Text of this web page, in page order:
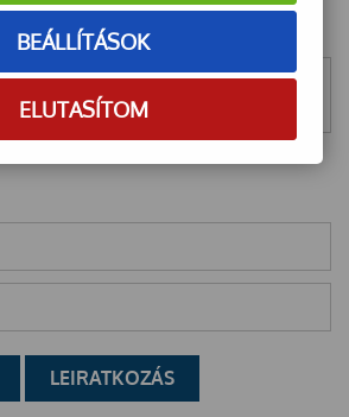
BEÁLLÍTÁSOK
ELUTASÍTOM